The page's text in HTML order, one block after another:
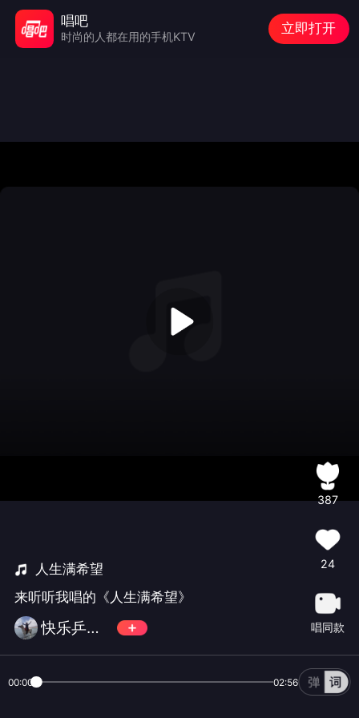
人生满希望
来听听我唱的《人生满希望》
快乐乒泳【小小滨】无币
387
24
唱同款
00:00 02:56
唱吧
时尚的人都在用的手机KTV
立即打开